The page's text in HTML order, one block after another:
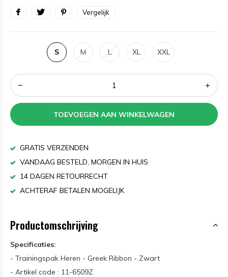
Vergelijk
S M L XL XXL
TOEVOEGEN AAN WINKELWAGEN
GRATIS VERZENDEN
VANDAAG BESTELD, MORGEN IN HUIS
14 DAGEN RETOURRECHT
ACHTERAF BETALEN MOGELIJK
Productomschrijving
Specificaties:
- Trainingspak Heren - Greek Ribbon - Zwart
- Artikel code : 11-6509Z